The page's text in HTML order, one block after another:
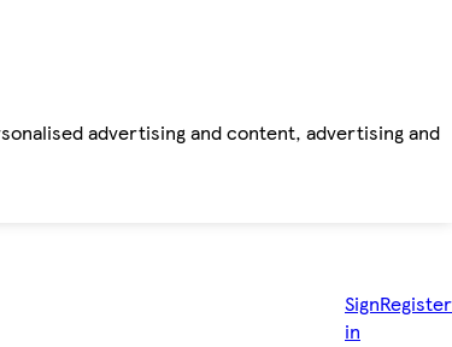
advertising and content, advertising and
Sign
in
Register